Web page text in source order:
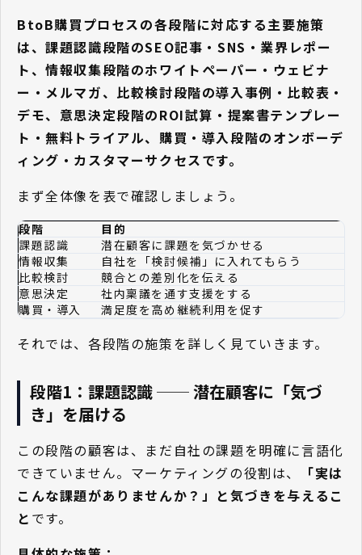
BtoB購買プロセスの各段階に対応する主要施策
は、課題認識段階のSEO記事・SNS・業界レポー
ト、情報収集段階のホワイトペーパー・ウェビナ
ー・メルマガ、比較検討段階の導入事例・比較表・
デモ、意思決定段階のROI試算・提案書テンプレー
ト・無料トライアル、購買・導入段階のオンボーデ
ィング・カスタマーサクセスです。
まず全体像を表で確認しましょう。
段階
目的
課題認識
潜在顧客に課題を気づかせる
情報収集
自社を「検討候補」に入れてもらう
比較検討
競合との差別化を伝える
意思決定
社内稟議を通す支援をする
購買・導入
満足度を高め継続利用を促す
それでは、各段階の施策を詳しく見ていきます。
段階1：課題認識 ── 潜在顧客に「気づ
き」を届ける
この段階の顧客は、まだ自社の課題を明確に言語化
できていません。マーケティングの役割は、
「実は
こんな課題がありませんか？」と気づきを与えるこ
と です。